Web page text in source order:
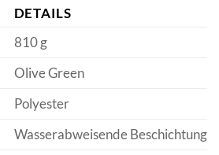
DETAILS
810 g
Olive Green
Polyester
Wasserabweisende Beschichtung